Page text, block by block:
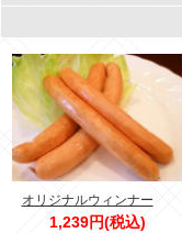
オリジナルウィンナー
1,239円(税込)